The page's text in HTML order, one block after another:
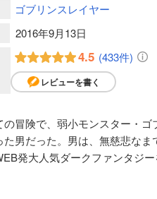
ゴブリンスレイヤー
2016年9月13日
4.5 (433件)
レビューを書く
冒険で、弱小モンスター・
男だった。男は、無慈悲な
発大人気ダークファンタ